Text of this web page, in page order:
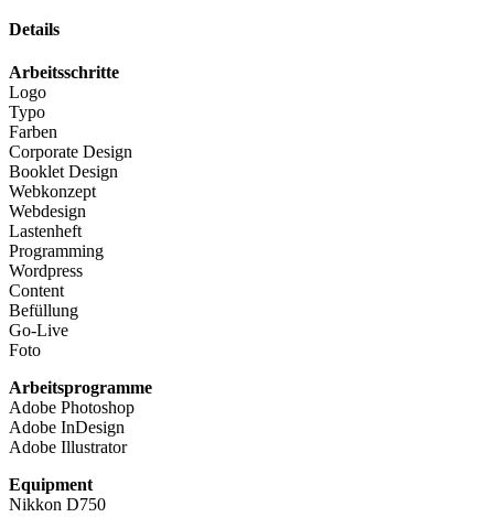
Details
Arbeitsschritte
Logo
Typo
Farben
Corporate Design
Booklet Design
Webkonzept
Webdesign
Lastenheft
Programming
Wordpress
Content
Befüllung
Go-Live
Foto
Arbeitsprogramme
Adobe Photoshop
Adobe InDesign
Adobe Illustrator
Equipment
Nikkon D750